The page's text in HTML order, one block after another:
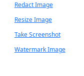
Redact Image
Resize Image
Take Screenshot
Watermark Image